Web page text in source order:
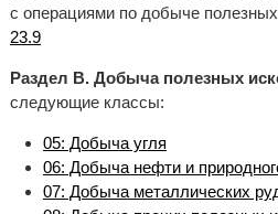
с операциями по добыче
23.9
Раздел B. Добыча полезных
следующие классы:
05: Добыча угля
06: Добыча нефти и
07: Добыча металлических